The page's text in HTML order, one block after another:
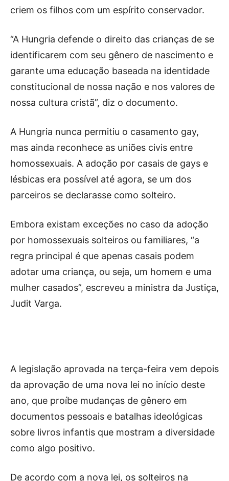
criem os filhos com um espírito conservador.
“A Hungria defende o direito das crianças de se
identificarem com seu gênero de nascimento e
garante uma educação baseada na identidade
constitucional de nossa nação e nos valores de
nossa cultura cristã”, diz o documento.
A Hungria nunca permitiu o casamento gay,
mas ainda reconhece as uniões civis entre
homossexuais. A adoção por casais de gays e
lésbicas era possível até agora, se um dos
parceiros se declarasse como solteiro.
Embora existam exceções no caso da adoção
por homossexuais solteiros ou familiares, “a
regra principal é que apenas casais podem
adotar uma criança, ou seja, um homem e uma
mulher casados”, escreveu a ministra da Justiça,
Judit Varga.
A legislação aprovada na terça-feira vem depois
da aprovação de uma nova lei no início deste
ano, que proíbe mudanças de gênero em
documentos pessoais e batalhas ideológicas
sobre livros infantis que mostram a diversidade
como algo positivo.
De acordo com a nova lei, os solteiros na